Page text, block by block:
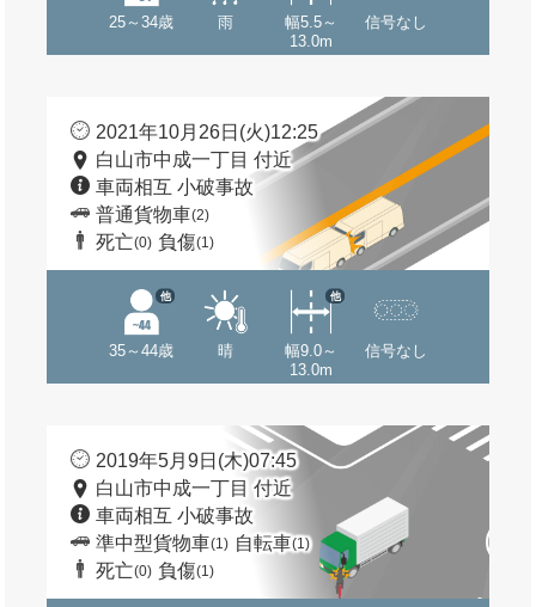
25～34歳 雨
幅5.5～
13.0m
信号なし
2021年10月26日(火)12:25
白山市中成一丁目 付近
車両相互 小破事故
普通貨物車(2)
死亡(0) 負傷(1)
35～44歳
他
晴
幅9.0～
13.0m
他
信号なし
2019年5月9日(木)07:45
白山市中成一丁目 付近
車両相互 小破事故
準中型貨物車(1) 自転車(1)
死亡(0) 負傷(1)